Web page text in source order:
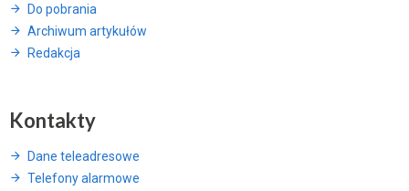
Do pobrania
Archiwum artykułów
Redakcja
Kontakty
Dane teleadresowe
Telefony alarmowe